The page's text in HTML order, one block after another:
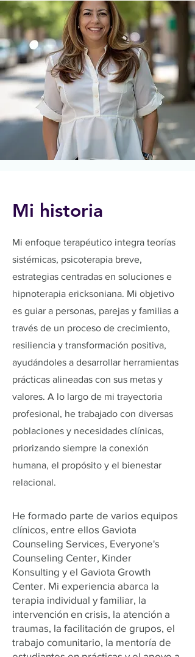
Mi historia
Mi enfoque terapéutico integra teorías
sistémicas, psicoterapia breve,
estrategias centradas en soluciones e
hipnoterapia ericksoniana. Mi objetivo
es guiar a personas, parejas y familias a
través de un proceso de crecimiento,
resiliencia y transformación positiva,
ayudándoles a desarrollar herramientas
prácticas alineadas con sus metas y
valores. A lo largo de mi trayectoria
profesional, he trabajado con diversas
poblaciones y necesidades clínicas,
priorizando siempre la conexión
humana, el propósito y el bienestar
relacional.
He formado parte de varios equipos
clínicos, entre ellos Gaviota
Counseling Services, Everyone's
Counseling Center, Kinder
Konsulting y el Gaviota Growth
Center. Mi experiencia abarca la
terapia individual y familiar, la
intervención en crisis, la atención a
traumas, la facilitación de grupos, el
trabajo comunitario, la mentoría de